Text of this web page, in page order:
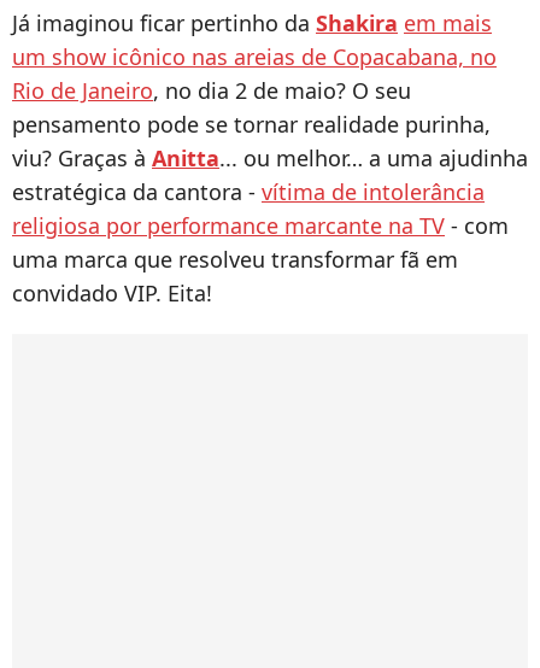
Já imaginou ficar pertinho da Shakira em mais
um show icônico nas areias de Copacabana, no
Rio de Janeiro, no dia 2 de maio? O seu
pensamento pode se tornar realidade purinha,
viu? Graças à Anitta... ou melhor… a uma ajudinha
estratégica da cantora - vítima de intolerância
religiosa por performance marcante na TV - com
uma marca que resolveu transformar fã em
convidado VIP. Eita!